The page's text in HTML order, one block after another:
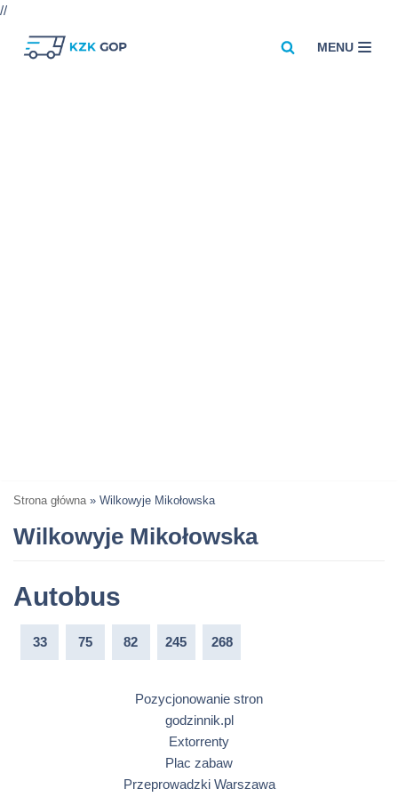
//
MENU
Strona główna » Wilkowyje Mikołowska
Wilkowyje Mikołowska
Autobus
33 75 82 245 268
Pozycjonowanie stron
godzinnik.pl
Extorrenty
Plac zabaw
Przeprowadzki Warszawa